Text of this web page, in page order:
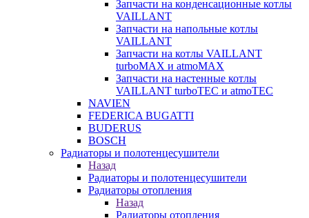
Запчасти на конденсационные котлы
VAILLANT
Запчасти на напольные котлы
VAILLANT
Запчасти на котлы VAILLANT
turboMAX и atmoMAX
Запчасти на настенные котлы
VAILLANT turboTEC и atmoTEC
NAVIEN
FEDERICA BUGATTI
BUDERUS
BOSCH
Радиаторы и полотенцесушители
Назад
Радиаторы и полотенцесушители
Радиаторы отопления
Назад
Радиаторы отопления